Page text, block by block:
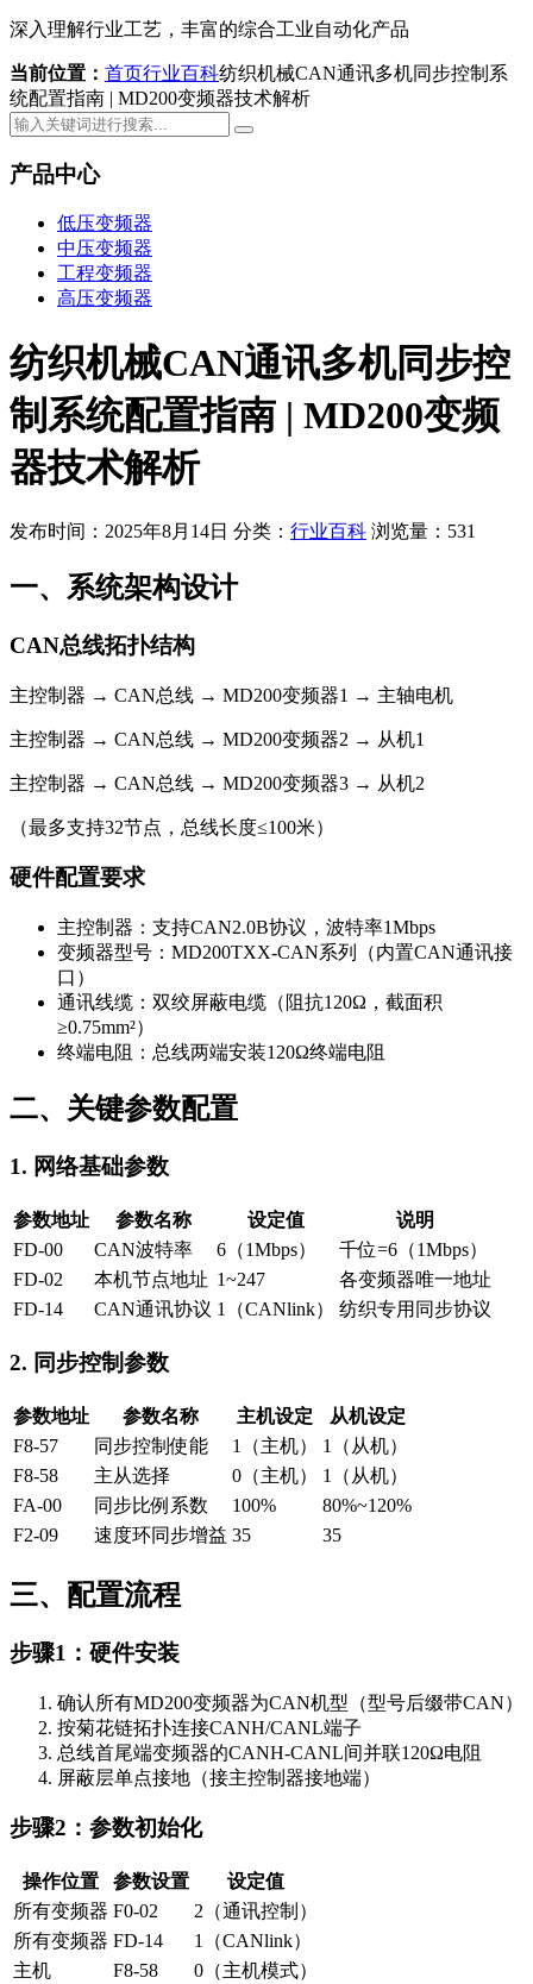
深入理解行业工艺，丰富的综合工业自动化产品
当前位置： 首页行业百科纺织机械CAN通讯多机同步控制系
统配置指南 | MD200变频器技术解析
产品中心
低压变频器
中压变频器
工程变频器
高压变频器
纺织机械CAN通讯多机同步控
制系统配置指南 | MD200变频
器技术解析
发布时间：2025年8月14日 分类： 行业百科 浏览量：531
一、系统架构设计
CAN总线拓扑结构
主控制器 → CAN总线 → MD200变频器1 → 主轴电机
主控制器 → CAN总线 → MD200变频器2 → 从机1
主控制器 → CAN总线 → MD200变频器3 → 从机2
（最多支持32节点，总线长度≤100米）
硬件配置要求
主控制器：支持CAN2.0B协议，波特率1Mbps
变频器型号：MD200TXX-CAN系列（内置CAN通讯接
口）
通讯线缆：双绞屏蔽电缆（阻抗120Ω，截面积
≥0.75mm²）
终端电阻：总线两端安装120Ω终端电阻
二、关键参数配置
1. 网络基础参数
参数地址 参数名称 设定值
说明
FD-00
CAN波特率 6（1Mbps）
千位=6（1Mbps）
FD-02
本机节点地址 1~247
各变频器唯一地址
FD-14
CAN通讯协议 1（CANlink） 纺织专用同步协议
2. 同步控制参数
参数地址 参数名称 主机设定
从机设定
F8-57
同步控制使能 1（主机）
1（从机）
F8-58
主从选择 0（主机）
1（从机）
FA-00
同步比例系数 100%
80%~120%
F2-09
速度环同步增益 35 35
三、配置流程
步骤1：硬件安装
确认所有MD200变频器为CAN机型（型号后缀带CAN）
按菊花链拓扑连接CANH/CANL端子
总线首尾端变频器的CANH-CANL间并联120Ω电阻
屏蔽层单点接地（接主控制器接地端）
步骤2：参数初始化
操作位置 参数设置
设定值
所有变频器 F0-02
2（通讯控制）
所有变频器 FD-14
1（CANlink）
主机
F8-58
0（主机模式）